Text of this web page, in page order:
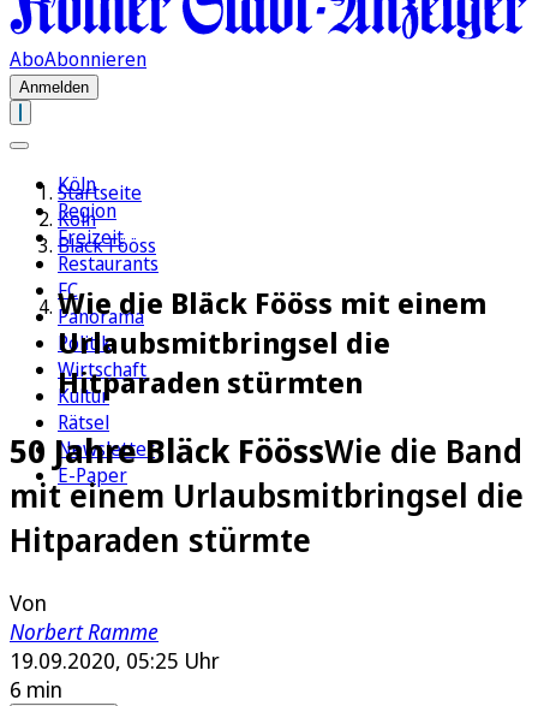
AboAbonnieren
Anmelden
Köln
Region
Freizeit
Restaurants
FC
Panorama
Politik
Wirtschaft
Kultur
Rätsel
Newsletter
E-Paper
Startseite
Köln
Bläck Fööss
Wie die Bläck Fööss mit einem
Urlaubsmitbringsel die
Hitparaden stürmten
50 Jahre Bläck FöössWie die Band
mit einem Urlaubsmitbringsel die
Hitparaden stürmte
Von
Norbert Ramme
19.09.2020, 05:25 Uhr
6 min